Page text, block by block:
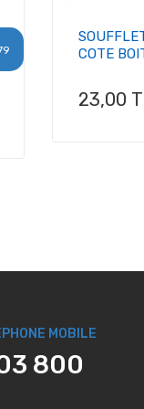
COTE
Prix
23,00
MOBILE
800